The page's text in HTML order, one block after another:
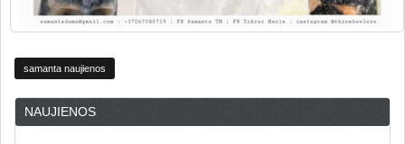
samanta naujienos
NAUJIENOS